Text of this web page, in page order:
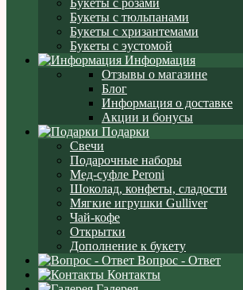
Букеты с тюльпанами
Букеты с хризантемами
Букеты с эустомой
Информация
Отзывы о магазине
Блог
Информация о доставке
Акции и бонусы
Подарки
Свечи
Подарочные наборы
Мед-суфле Peroni
Шоколад, конфеты, сладости
Мягкие игрушки Gulliver
Чай-кофе
Открытки
Дополнение к букету
Вопрос - Ответ
Контакты